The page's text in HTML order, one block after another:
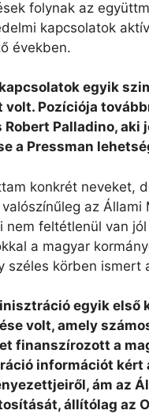
folynak az
kapcsolatok
években.
egyik
volt. Pozíciója
Robert Palladino, aki
a Pressman
konkrét neveket,
az
nem feltétlenül van
a magyar
széles körben ismert
egyik első
volt, amely
finanszírozott a
információt kért
ám az
állítólag az